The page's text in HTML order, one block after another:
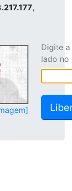
,
Digite
lado no